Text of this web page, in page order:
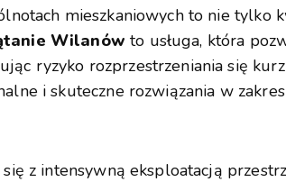
mieszkaniowych to nie tylko
Wilanów to usługa, która
ryzyko rozprzestrzeniania się
i skuteczne rozwiązania w
z intensywną eksploatacją